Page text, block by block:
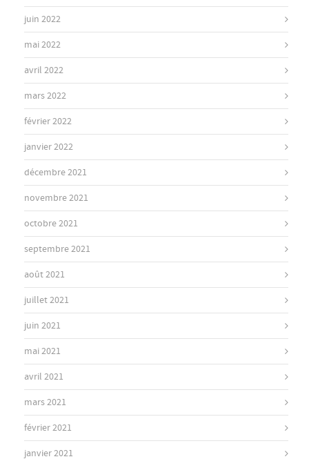
juin 2022
mai 2022
avril 2022
mars 2022
février 2022
janvier 2022
décembre 2021
novembre 2021
octobre 2021
septembre 2021
août 2021
juillet 2021
juin 2021
mai 2021
avril 2021
mars 2021
février 2021
janvier 2021